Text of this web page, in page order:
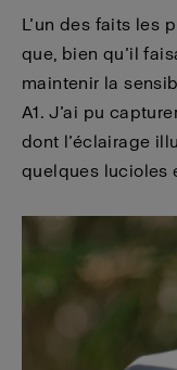
L’un des faits les
que, bien qu’il
maintenir la
A1. J’ai pu
dont l’éclairage
quelques lucioles